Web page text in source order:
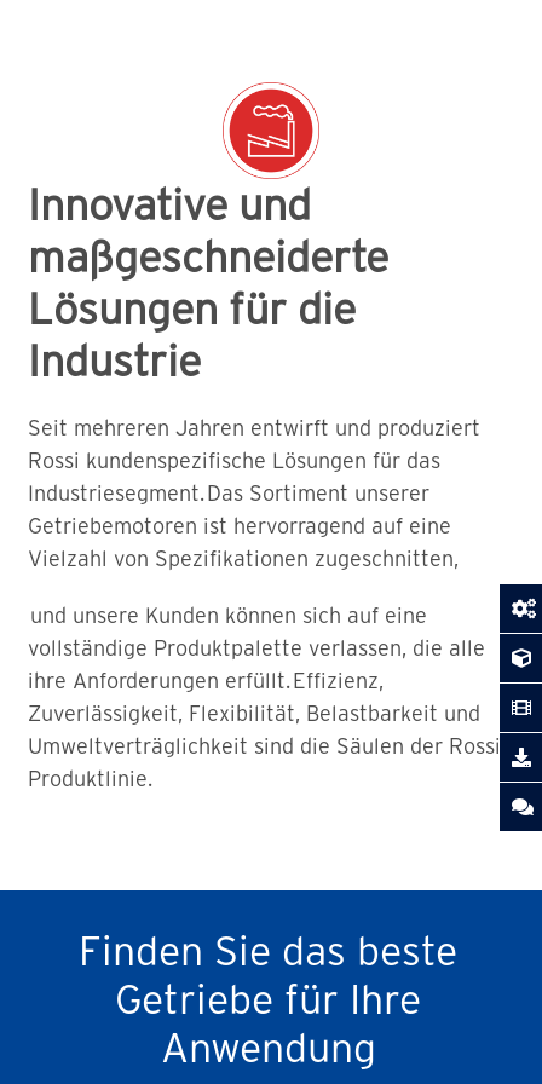
Innovative und
maßgeschneiderte
Lösungen für die
Industrie
Seit mehreren Jahren entwirft und produziert
Rossi kundenspezifische Lösungen für das
Industriesegment. Das Sortiment unserer
Getriebemotoren ist hervorragend auf eine
Vielzahl von Spezifikationen zugeschnitten,
und unsere Kunden können sich auf eine
vollständige Produktpalette verlassen, die alle
ihre Anforderungen erfüllt. Effizienz,
Zuverlässigkeit, Flexibilität, Belastbarkeit und
Umweltverträglichkeit sind die Säulen der Rossi-
Produktlinie.
Finden Sie das beste
Getriebe für Ihre
Anwendung